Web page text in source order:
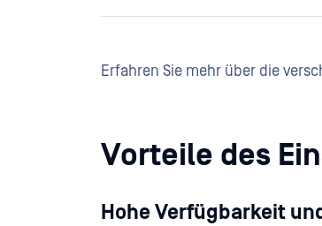
Erfahren Sie mehr über die
Vorteile des
Hohe Verfügbarkeit